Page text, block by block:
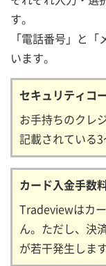
す。
「電話番号」と
います。
セキュリティコ
お手持ちのクレ
記載されている3
カード入金手数
Tradeviewはカ
ん。ただし、決
が若干発生します